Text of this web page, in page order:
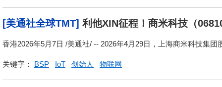
[美通社全球TMT] 利他XIN征程！商米科技（
香港2026年5月7日 /美通社/ -- 2026年4月29日，上海商米科技集
关键字： BSP IoT 创始人 物联网